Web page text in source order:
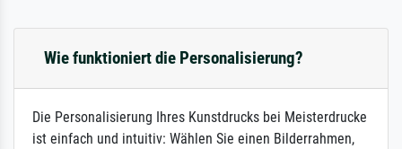
Wie funktioniert die Personalisierung?
Die Personalisierung Ihres Kunstdrucks bei Meisterdrucke
ist einfach und intuitiv: Wählen Sie einen Bilderrahmen,